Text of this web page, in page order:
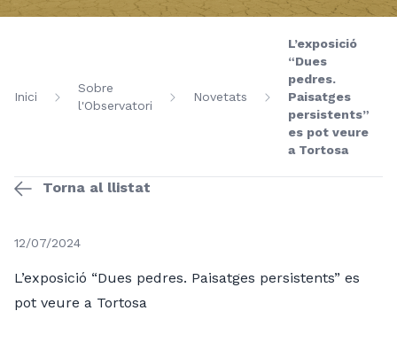
Inici
Sobre
l'Observatori
Novetats
L’exposició
“Dues
pedres.
Paisatges
persistents”
es pot veure
a Tortosa
Torna al llistat
12/07/2024
L’exposició “Dues pedres. Paisatges persistents” es
pot veure a Tortosa